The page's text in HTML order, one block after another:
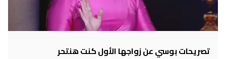
تصريحات بوسي عن زواجها الأول كنت هنتحر